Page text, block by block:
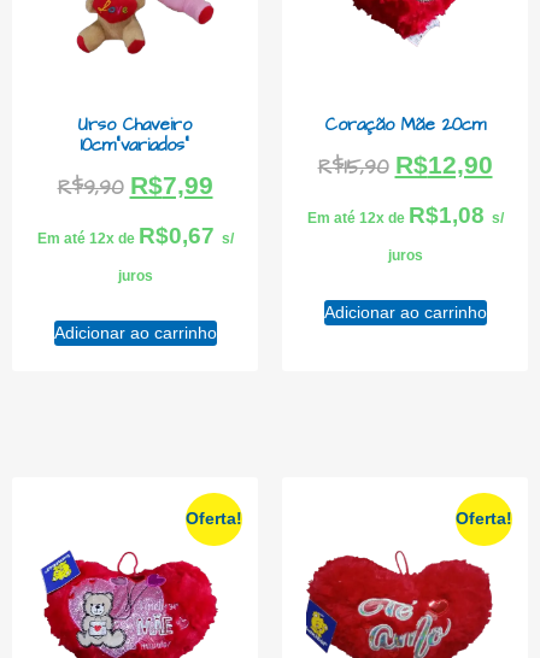
Urso Chaveiro
10cm”variados”
R$9,90 R$7,99
Em até 12x de R$0,67 s/
juros
Adicionar ao carrinho
Coração Mãe 20cm
R$15,90 R$12,90
Em até 12x de R$1,08 s/
juros
Adicionar ao carrinho
Oferta! Oferta!